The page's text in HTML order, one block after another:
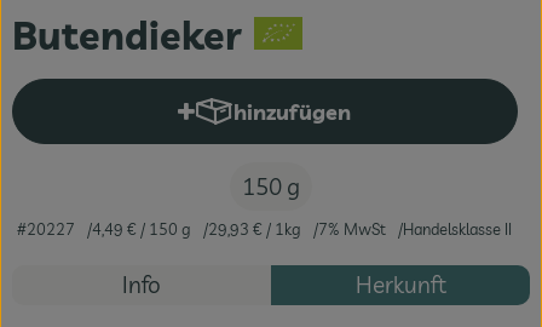
Butendieker
hinzufügen
Produkt zum Warenkorb
150 g
#20227 4,49 € / 150 g 29,93 € / 1kg 7% MwSt Handelsklasse II
Info Herkunft